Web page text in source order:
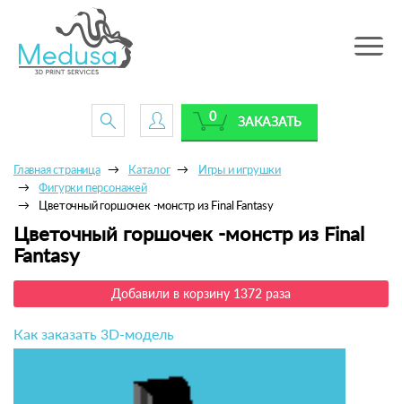
Toggle
ЗАКАЗАТЬ
0
Главная страница Каталог
Игры и игрушки
Фигурки персонажей
Цветочный горшочек -монстр из Final Fantasy
Цветочный горшочек -монстр из Final
Fantasy
Добавили в корзину 1372 раза
Как заказать 3D-модель